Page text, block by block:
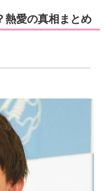
熱愛の真相まとめ